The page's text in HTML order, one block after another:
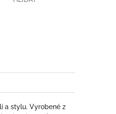
a stylu. Vyrobené z